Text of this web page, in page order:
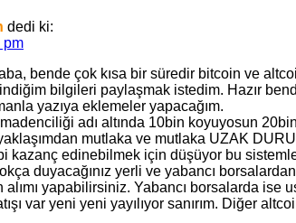
dedi ki:
pm
bende çok kısa bir süredir bitcoin ve
bilgileri paylaşmak istedim. Hazır
yazıya eklemeler yapacağım.
adı altında 10bin koyuyosun
mutlaka ve mutlaka UZAK
kazanç edinebilmek için düşüyor bu
duyacağınız yerli ve yabancı
yapabilirsiniz. Yabancı borsalarda ise
var yeni yeni yayılıyor sanırım. Diğer